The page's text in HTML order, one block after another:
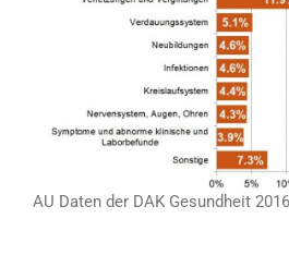
AU Daten der DAK Gesundheit 2016